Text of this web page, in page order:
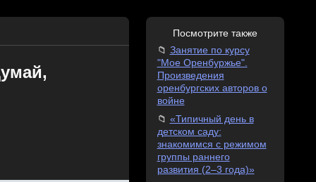
Посмотрите также
Занятие по курсу
"Мое Оренбуржье".
Произведения
оренбургских авторов о
войне
«Типичный день в
детском саду:
знакомимся с режимом
группы раннего
развития (2–3 года)»